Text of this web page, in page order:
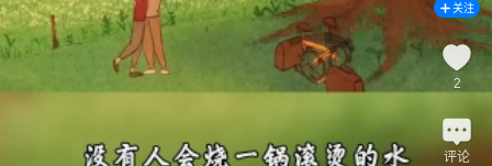
关注
2
评论